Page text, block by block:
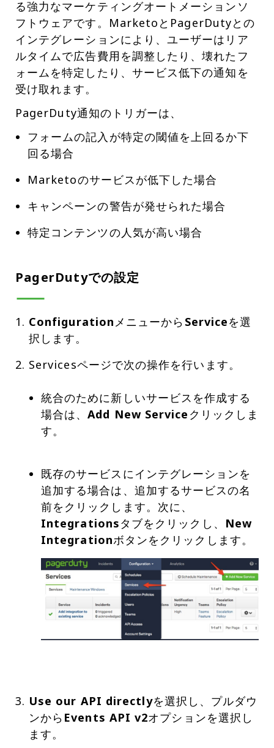
る強力なマーケティングオートメーションソ
フトウェアです。MarketoとPagerDutyとの
インテグレーションにより、ユーザーはリア
ルタイムで広告費用を調整したり、壊れたフ
ォームを特定したり、サービス低下の通知を
受け取れます。
PagerDuty通知のトリガーは、
フォームの記入が特定の閾値を上回るか下
回る場合
Marketoのサービスが低下した場合
キャンペーンの警告が発せられた場合
特定コンテンツの人気が高い場合
PagerDutyでの設定
Configurationメニューから Serviceを選
択します。
統合のために新しいサービスを作成する
場合は、Add New Service クリックしま
す。
既存のサービスにインテグレーションを
追加する場合は、追加するサービスの名
前をクリックします。次に、
Integrationsタブをクリックし、 New
Integration
Use our API directlyを選択し、プルダウ
ンから Events API v2オプションを選択し